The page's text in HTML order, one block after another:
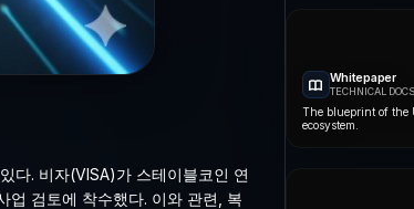
다. 비자(VISA)가 스테이블코인 연
업 검토에 착수했다. 이와 관련, 복
Whitepaper
TECHNICAL DOCS
The blueprint of the
ecosystem.